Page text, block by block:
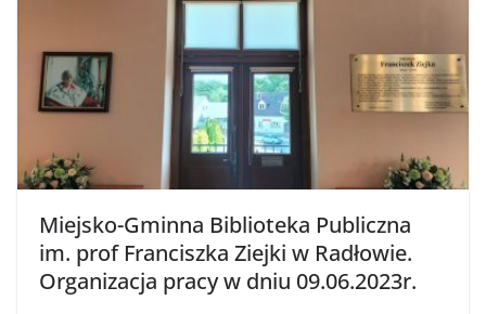
Miejsko-Gminna Biblioteka Publiczna
im. prof Franciszka Ziejki w Radłowie.
Organizacja pracy w dniu 09.06.2023r.